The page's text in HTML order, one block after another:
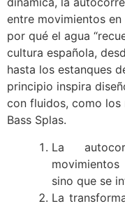
entre movimientos
por qué el agua
cultura española,
hasta los estanques
principio inspira
con fluidos, como los
Bass Splas.
La
sino que se
La